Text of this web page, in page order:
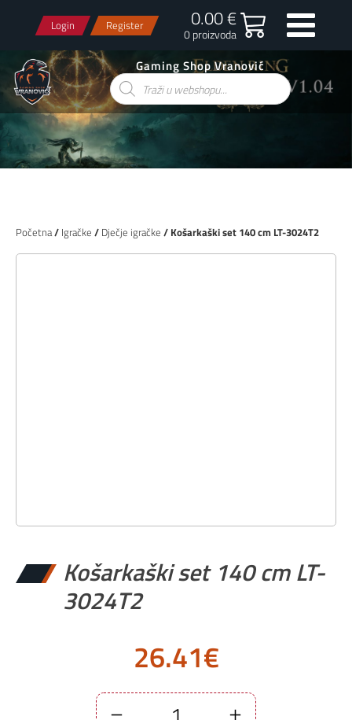
Login Register 0.00 €
0 proizvoda
Gaming Shop Vranović
Products
search
Početna/ Igračke / Dječje igračke / Košarkaški set 140 cm LT-3024T2
Košarkaški set 140 cm LT-
3024T2
26.41€